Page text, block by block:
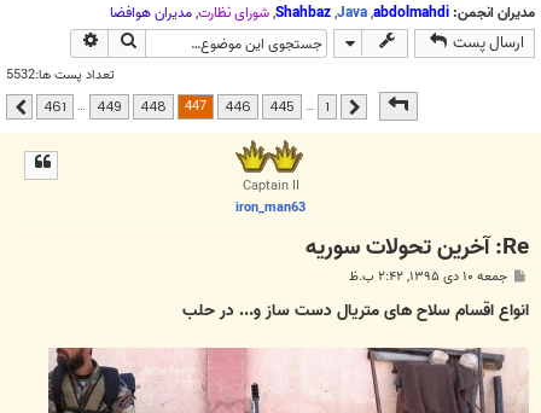
مدیران انجمن: abdolmahdi
,
Java
,
Shahbaz
,شوراي نظارت,مديران هوافضا
ارسال پست جستجو
تعداد پست ها:5532
461 قبلی …
445
446
447
448
449
…
461 بعدی
Captain II
iron_man63
Re: آخرين تحولات سوريه
پ
ت
جمعه ۱۰ دی ۱۳۹۵, ۲:۴۲ ب.ظ
انواع اقسام سلاح های متریال دست ساز و... در حلب